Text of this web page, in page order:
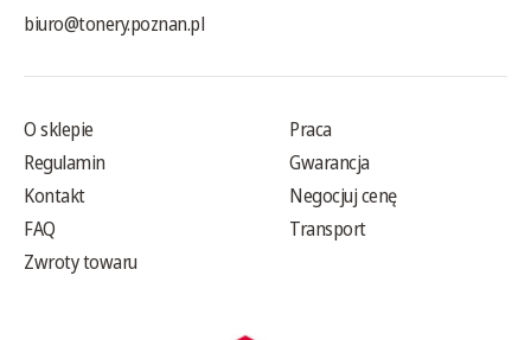
biuro@tonery.poznan.pl
O sklepie
Regulamin
Kontakt
FAQ
Zwroty towaru
Praca
Gwarancja
Negocjuj cenę
Transport